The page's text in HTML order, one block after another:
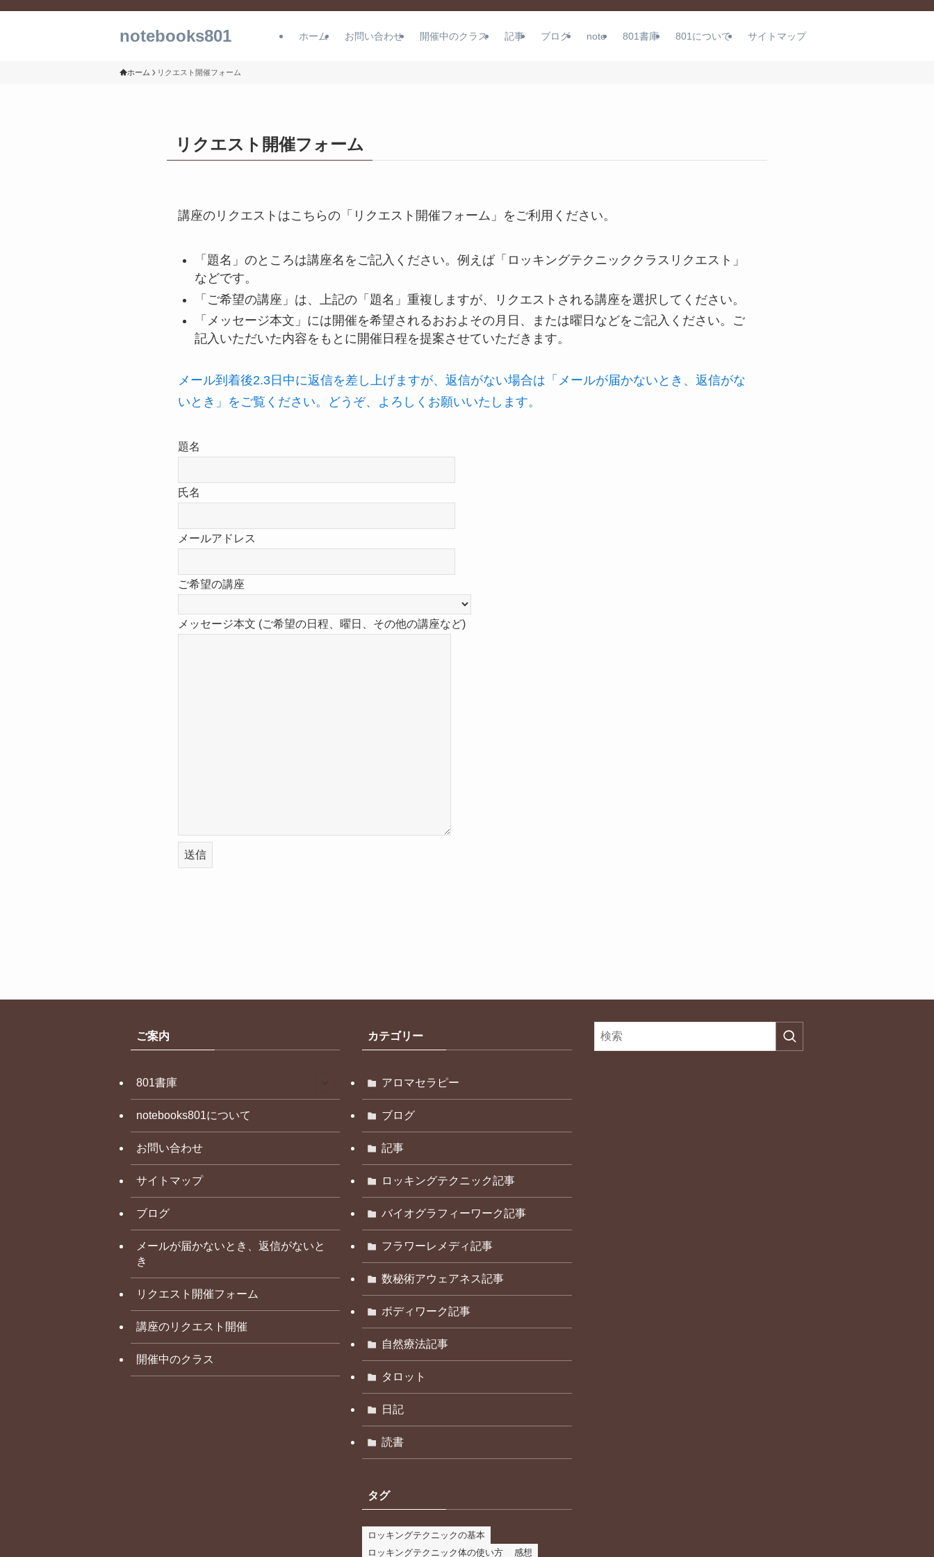
notebooks801 ホーム お問い合わせ 開催中のクラス 記事 ブログ note 801書庫 801について サイトマップ
ホーム リクエスト開催フォーム
リクエスト開催フォーム
講座のリクエストはこちらの「リクエスト開催フォーム」をご利用ください。
「題名」のところは講座名をご記入ください。例えば「ロッキングテクニッククラスリクエスト」
などです。
「ご希望の講座」は、上記の「題名」重複しますが、リクエストされる講座を選択してください。
「メッセージ本文」には開催を希望されるおおよその月日、または曜日などをご記入ください。ご
記入いただいた内容をもとに開催日程を提案させていただきます。
メール到着後2.3日中に返信を差し上げますが、返信がない場合は「メールが届かないとき、返信がな
いとき」をご覧ください。どうぞ、よろしくお願いいたします。
題名
氏名
メールアドレス
ご希望の講座
メッセージ本文 (ご希望の日程、曜日、その他の講座など)
ご案内
801書庫
notebooks801について
お問い合わせ
サイトマップ
ブログ
メールが届かないとき、返信がないと
き
リクエスト開催フォーム
講座のリクエスト開催
開催中のクラス
カテゴリー
アロマセラピー
ブログ
記事
ロッキングテクニック記事
バイオグラフィーワーク記事
フラワーレメディ記事
数秘術アウェアネス記事
ボディワーク記事
自然療法記事
タロット
日記
読書
タグ
ロッキングテクニックの基本
ロッキングテクニック体の使い方
感想